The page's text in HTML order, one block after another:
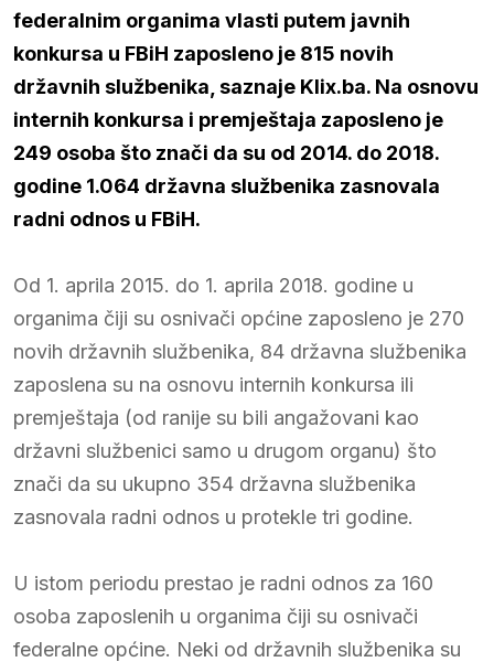
federalnim organima vlasti putem javnih
konkursa u FBiH zaposleno je 815 novih
državnih službenika, saznaje Klix.ba. Na osnovu
internih konkursa i premještaja zaposleno je
249 osoba što znači da su od 2014. do 2018.
godine 1.064 državna službenika zasnovala
radni odnos u FBiH.
Od 1. aprila 2015. do 1. aprila 2018. godine u
organima čiji su osnivači općine zaposleno je 270
novih državnih službenika, 84 državna službenika
zaposlena su na osnovu internih konkursa ili
premještaja (od ranije su bili angažovani kao
državni službenici samo u drugom organu) što
znači da su ukupno 354 državna službenika
zasnovala radni odnos u protekle tri godine.
U istom periodu prestao je radni odnos za 160
osoba zaposlenih u organima čiji su osnivači
federalne općine. Neki od državnih službenika su